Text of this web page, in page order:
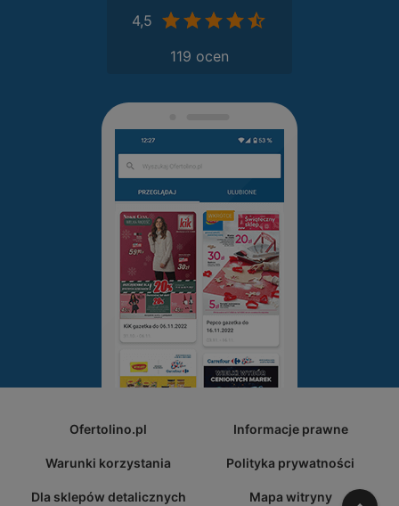
4,5
119 ocen
Ofertolino.pl Informacje prawne
Warunki korzystania Polityka prywatności
Dla sklepów detalicznych Mapa witryny